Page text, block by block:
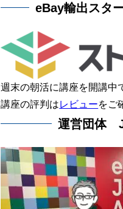
eBay輸出スタ
週末の朝活に講座を開講中
講座の評判はレビューをご
運営団体